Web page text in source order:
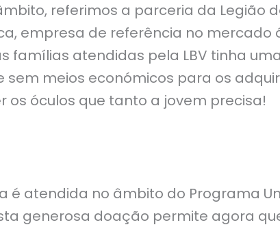
referimos a parceria da Legião
empresa de referência no mercado
famílias atendidas pela LBV tinha
sem meios económicos para os
os óculos que tanto a jovem precisa!
é atendida no âmbito do Programa
generosa doação permite agora